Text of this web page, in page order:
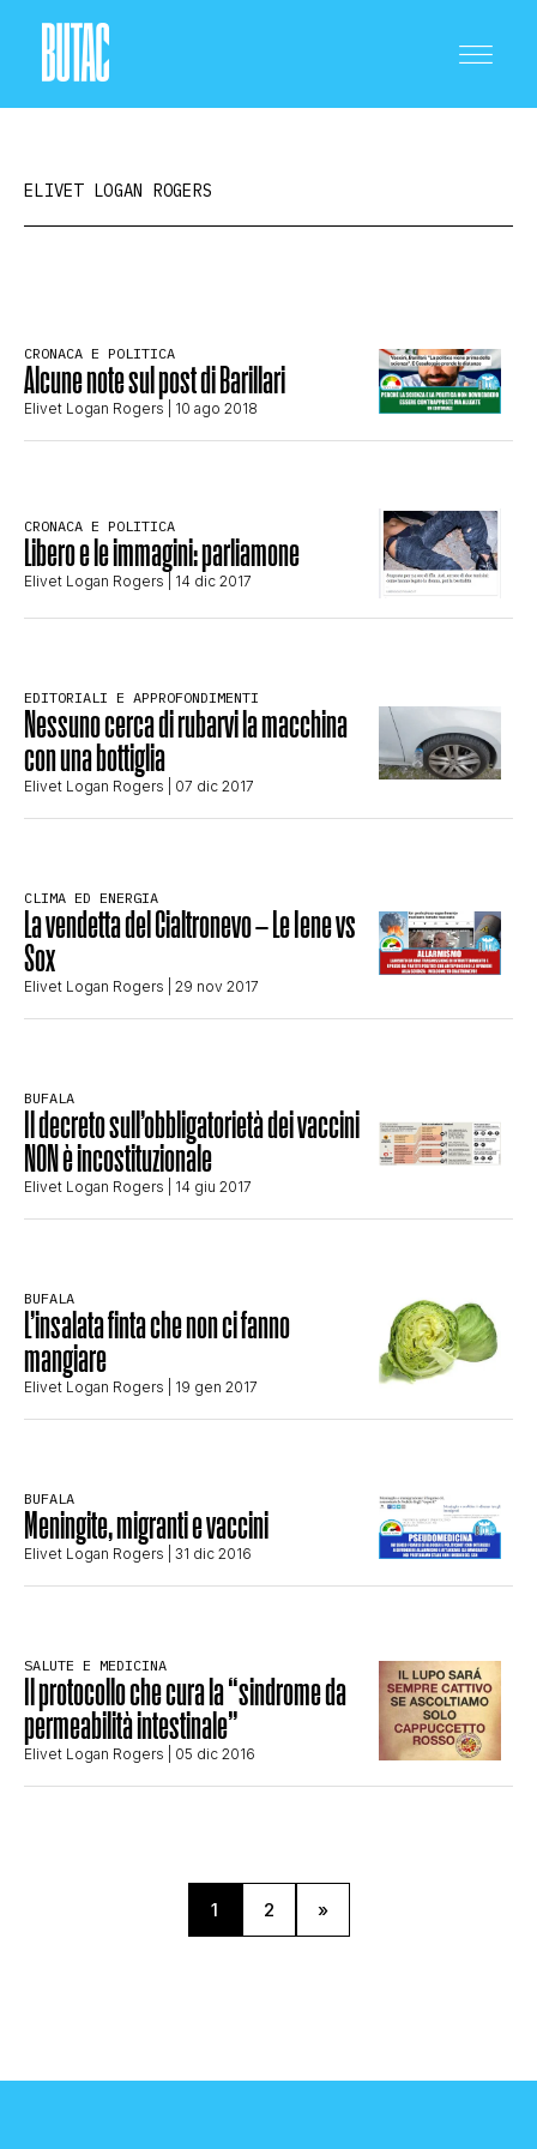
SCIENZA E TECNOLOGIA
STORIA E CITAZIONI
COMPLOTTI, LEGGENDE URBANE ED
EVERGREEN
EDITORIALI
CLIMA ED ENERGIA
CONTATTI
ELIVET LOGAN ROGERS
CRONACA E POLITICA
Alcune note sul post di Barillari
Elivet Logan Rogers | 10 ago 2018
CRONACA E POLITICA
Libero e le immagini: parliamone
Elivet Logan Rogers | 14 dic 2017
EDITORIALI E APPROFONDIMENTI
Nessuno cerca di rubarvi la macchina
con una bottiglia
Elivet Logan Rogers | 07 dic 2017
CLIMA ED ENERGIA
La vendetta del Cialtronevo – Le Iene vs
Sox
Elivet Logan Rogers | 29 nov 2017
BUFALA
Il decreto sull’obbligatorietà dei vaccini
NON è incostituzionale
Elivet Logan Rogers | 14 giu 2017
BUFALA
L’insalata finta che non ci fanno
mangiare
Elivet Logan Rogers | 19 gen 2017
BUFALA
Meningite, migranti e vaccini
Elivet Logan Rogers | 31 dic 2016
SALUTE E MEDICINA
Il protocollo che cura la “sindrome da
permeabilità intestinale”
Elivet Logan Rogers | 05 dic 2016
1 2 »